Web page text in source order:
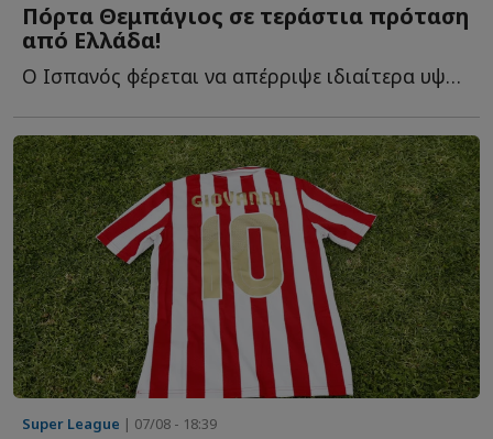
Πόρτα Θεμπάγιος σε τεράστια πρόταση
από Ελλάδα!
Ο Ισπανός φέρεται να απέρριψε ιδιαίτερα υψηλή οικονομική π...
Super League | 07/08 - 18:39